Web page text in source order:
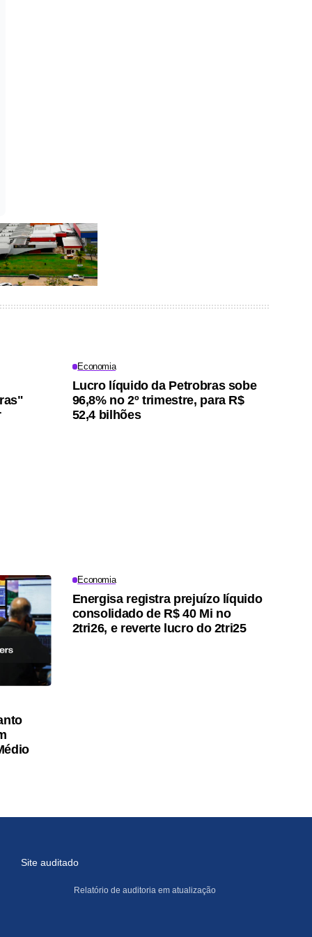
Economia
Lucro líquido da Petrobras sobe
96,8% no 2º trimestre, para R$
52,4 bilhões
Economia
Energisa registra prejuízo líquido
consolidado de R$ 40 Mi no
2tri26, e reverte lucro do 2tri25
Site auditado
Relatório de auditoria em atualização